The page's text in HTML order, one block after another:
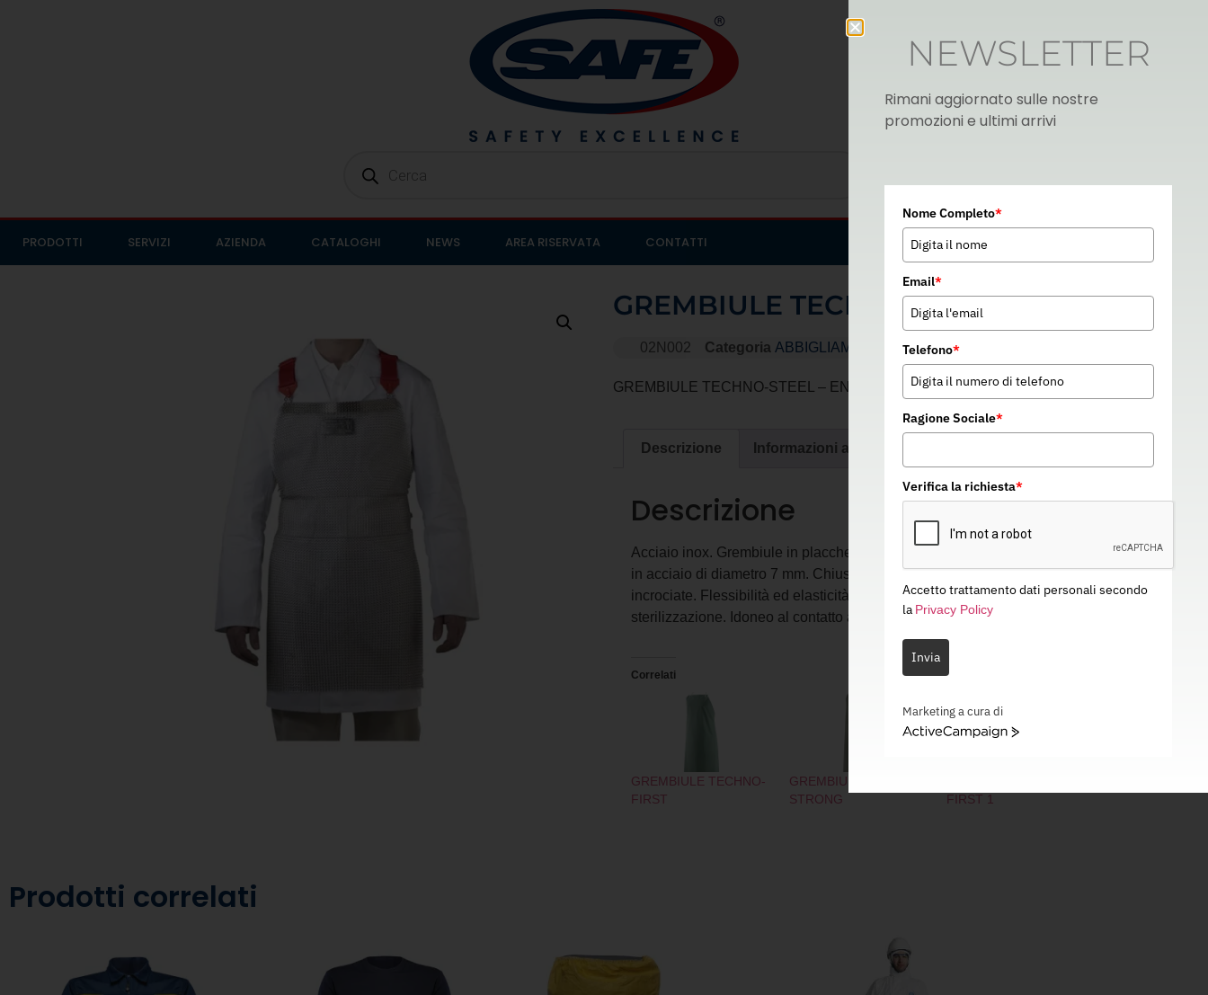
PRODOTTI SERVIZI AZIENDA CATALOGHI NEWS AREA RISERVATA CONTATTI
GREMBIULE TECHNO-STEEL
02N002 Categoria ABBIGLIAMENTO DA LAVORO
GREMBIULE TECHNO-STEEL – EN 13998 – 02N002
Descrizione Informazioni aggiuntive
Descrizione
Acciaio inox. Grembiule in placche d’acciaio inossidabile unite da anelli
in acciaio di diametro 7 mm. Chiusura posteriore con bretelle regolabili
incrociate. Flessibilità ed elasticità. Utilizzabile con prodotti di lavaggio e
sterilizzazione. Idoneo al contatto alimentare. Dimensioni: 80 x 55 cm.
Correlati
GREMBIULE TECHNO-
FIRST
GREMBIULE TECHNO-
STRONG
FIRST 1
Prodotti correlati
NEWSLETTER
Rimani aggiornato sulle nostre
promozioni e ultimi arrivi
Nome Completo*
Email*
Telefono*
Ragione Sociale*
Verifica la richiesta*
Accetto trattamento dati personali secondo
la Privacy Policy
Invia
Marketing a cura di
ActiveCampaign